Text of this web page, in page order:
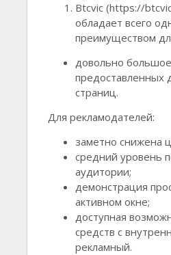
Btcvic (https://
обладает всего
преимуществом
довольно
предоставленных
страниц.
Для рекламодателей:
заметно снижена
средний уровень
аудитории;
демонстрация
активном окне;
доступная
средств с
рекламный.